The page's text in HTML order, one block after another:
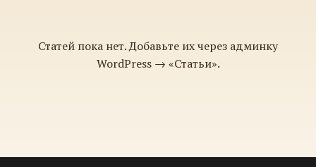
Статей пока нет. Добавьте их через админку
WordPress → «Статьи».